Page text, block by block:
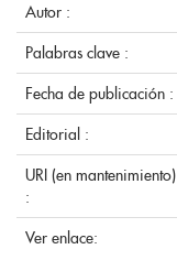
Autor :
Palabras clave :
Fecha de publicación :
Editorial :
URI (en mantenimiento)
:
Ver enlace: